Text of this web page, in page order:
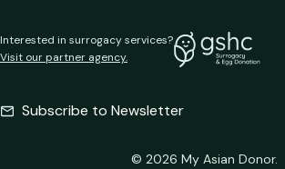
Interested in surrogacy services?
Visit our partner agency.
Subscribe to Newsletter
© 2026 My Asian Donor.